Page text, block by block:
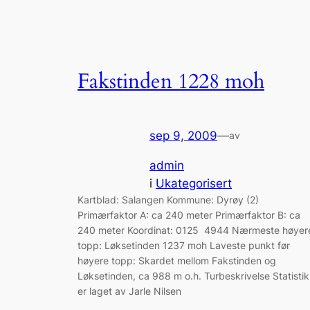
Fakstinden 1228 moh
sep 9, 2009—av
admin
i Ukategorisert
Kartblad: Salangen Kommune: Dyrøy (2)
Primærfaktor A: ca 240 meter Primærfaktor B: ca
240 meter Koordinat: 0125 4944 Nærmeste
topp: Løksetinden 1237 moh Laveste punkt før
høyere topp: Skardet mellom Fakstinden og
Løksetinden, ca 988 m o.h. Turbeskrivelse
er laget av Jarle Nilsen